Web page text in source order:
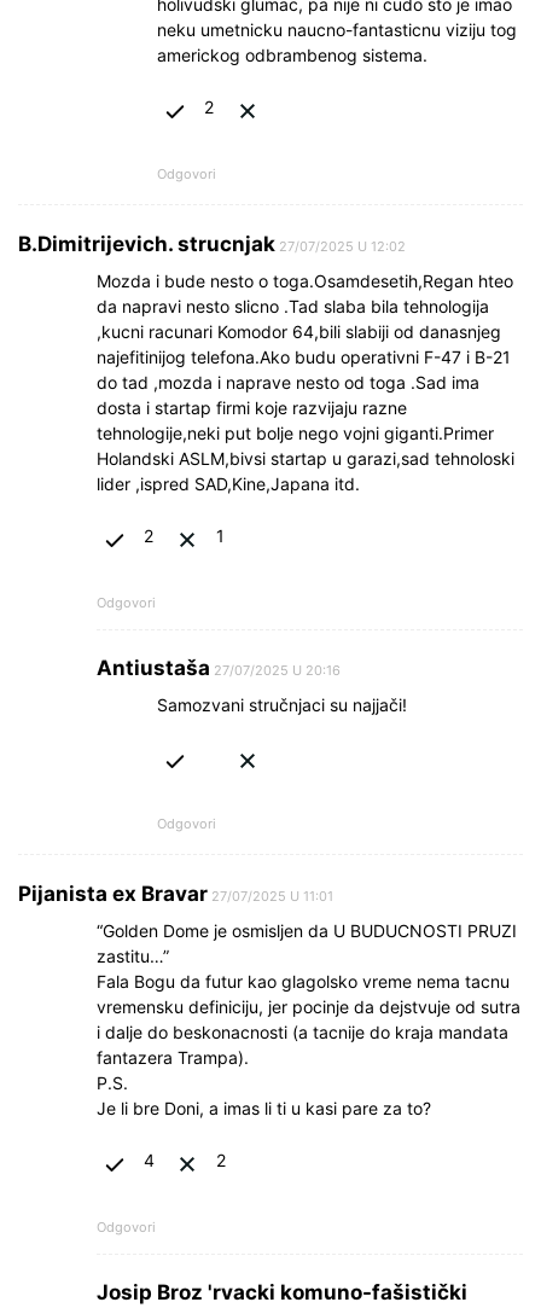
holivudski glumac, pa nije ni cudo sto je imao
neku umetnicku naucno-fantasticnu viziju tog
americkog odbrambenog sistema.
2
Odgovori
B.Dimitrijevich. strucnjak 27/07/2025 U 12:02
Mozda i bude nesto o toga.Osamdesetih,Regan hteo
da napravi nesto slicno .Tad slaba bila tehnologija
,kucni racunari Komodor 64,bili slabiji od danasnjeg
najefitinijog telefona.Ako budu operativni F-47 i B-21
do tad ,mozda i naprave nesto od toga .Sad ima
dosta i startap firmi koje razvijaju razne
tehnologije,neki put bolje nego vojni giganti.Primer
Holandski ASLM,bivsi startap u garazi,sad tehnoloski
lider ,ispred SAD,Kine,Japana itd.
2 1
Odgovori
Antiustaša 27/07/2025 U 20:16
Samozvani stručnjaci su najjači!
Odgovori
Pijanista ex Bravar 27/07/2025 U 11:01
“Golden Dome je osmisljen da U BUDUCNOSTI PRUZI
zastitu…”
Fala Bogu da futur kao glagolsko vreme nema tacnu
vremensku definiciju, jer pocinje da dejstvuje od sutra
i dalje do beskonacnosti (a tacnije do kraja mandata
fantazera Trampa).
P.S.
Je li bre Doni, a imas li ti u kasi pare za to?
4 2
Odgovori
Josip Broz 'rvacki komuno-fašistički